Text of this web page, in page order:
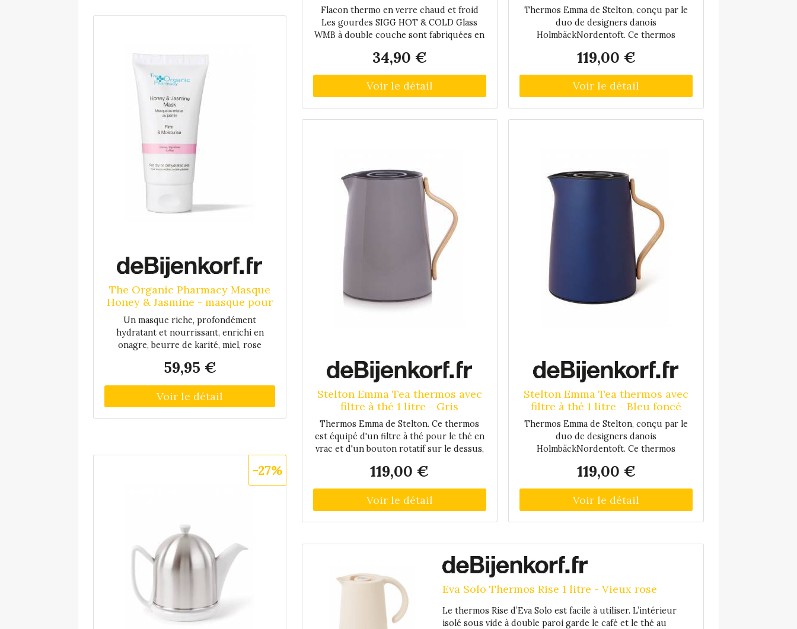
Flacon thermo en verre chaud et froid
Les gourdes SIGG HOT & COLD Glass
WMB à double couche sont fabriquées en
Les doubles couches assurent un
meilleur effet d'isolation. Ainsi, le thé et le
café restent chauds plus longtemps et les
boissons comme les jus de fruits et de
légumes restent froides plus longtemps.
Les deux filtres intégrés
34,90 €
Thermos Emma de Stelton, conçu par le
duo de designers danois
HolmbäckNordentoft. Ce thermos
intelligent, qui peut être fermé d'un seul
tour pour arrêter l'infusion du thé. La
cruche est en acier inoxydable poli
brillant et équipée d'une poignée en bois
de hêtre et d'un fond antidérapant. La
cruche ne va pas au lave-vaisselle.
119,00 €
Stelton Emma Tea thermos avec
filtre à thé 1 litre - Gris
Thermos Emma de Stelton. Ce thermos
est équipé d'un filtre à thé pour le thé en
vrac et d'un bouton rotatif sur le dessus,
désactivée. L'extérieur est en acier
inoxydable, la poignée en bois de hêtre. Le
dessous est pourvu d'antidérapant.
119,00 €
Stelton Emma Tea thermos avec
filtre à thé 1 litre - Bleu foncé
Thermos Emma de Stelton, conçu par le
duo de designers danois
HolmbäckNordentoft. Ce thermos
intelligent, qui peut être fermé en un seul
tour, arrêtant l'infusion du thé. La cruche
est en acier inoxydable peint par
poudrage et a une poignée en bois de
hêtre et un fond antidérapant. La cruche
119,00 €
Eva Solo Thermos Rise 1 litre - Vieux rose
Le thermos Rise d’Eva Solo est facile à utiliser. L’intérieur
isolé sous vide à double paroi garde le café et le thé au
tout en mettant votre extérieur en
optimale en extérieur, elle est
intégralement construite en polyrésine
et fibre de verre, avec projections de
poudre de verre pour un rendu granit
naturel. La fontaine de jardin en
fiberstone est résistante aux rayons
ultraviolets et aux intempéries : vous
pouvez l'installer dehors tout au long de
l'année. Le système de pompe s'installe en
toute facilité, il est fourni avec un câble
d'alimentation d'une longueur de 5 m. La
cm de côtés et 46 cm de hauteur. La
notice pour le montage est incluse.
The Organic Pharmacy Masque
Honey & Jasmine - masque pour
le visage - Multicouleur
Un masque riche, profondément
hydratant et nourrissant, enrichi en
onagre, beurre de karité, miel, rose
aident à restaurer l’élasticité de la peau
peau sèche et déshydratée. Conseil
d’utilisation : appliquer sur une peau
nettoyée et rincer à l’eau tiède après
59,95 €
-27%